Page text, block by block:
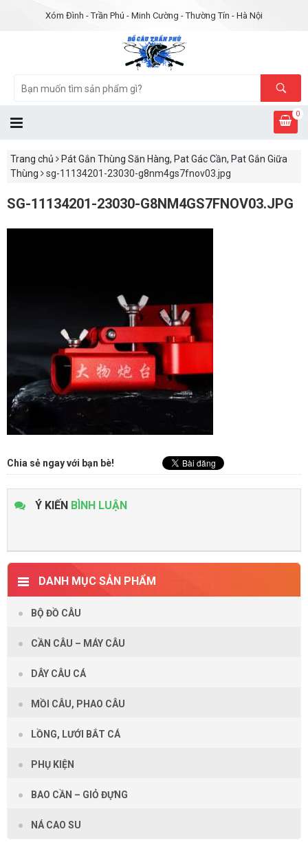
Xóm Đình - Trần Phú - Minh Cường - Thường Tín - Hà Nội
0
Trang chủ
Pát Gắn Thùng Săn Hàng, Pat Gác Cần, Pat Gắn Giữa
Thùng
sg-11134201-23030-g8nm4gs7fnov03.jpg
SG-11134201-23030-G8NM4GS7FNOV03.JPG
Chia sẻ ngay với bạn bè!
Ý KIẾN BÌNH LUẬN
DANH MỤC SẢN PHẨM
BỘ ĐỒ CÂU
CẦN CÂU – MÁY CÂU
DÂY CÂU CÁ
MỒI CÂU, PHAO CÂU
LỒNG, LƯỚI BẮT CÁ
PHỤ KIỆN
BAO CẦN – GIỎ ĐỰNG
NÁ CAO SU